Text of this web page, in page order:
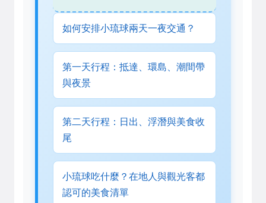
如何安排小琉球兩天一夜交通？
第一天行程：抵達、環島、潮間帶
與夜景
第二天行程：日出、浮潛與美食收
尾
小琉球吃什麼？在地人與觀光客都
認可的美食清單